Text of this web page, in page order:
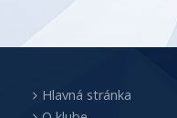
Hlavná stránka